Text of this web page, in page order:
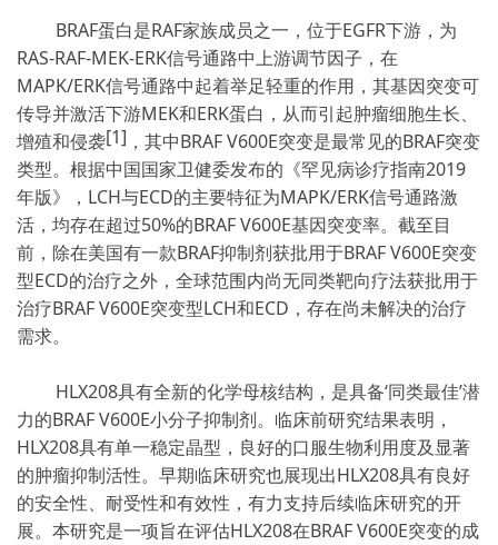
BRAF蛋白是RAF家族成员之一，位于EGFR下游，为
RAS-RAF-MEK-ERK信号通路中上游调节因子，在
MAPK/ERK信号通路中起着举足轻重的作用，其基因突变可
传导并激活下游MEK和ERK蛋白，从而引起肿瘤细胞生长、
增殖和侵袭[1] ，其中BRAF V600E突变是最常见的BRAF突变
类型。根据中国国家卫健委发布的《罕见病诊疗指南2019
年版》，LCH与ECD的主要特征为MAPK/ERK信号通路激
活，均存在超过50%的BRAF V600E基因突变率。截至目
前，除在美国有一款BRAF抑制剂获批用于BRAF V600E突变
型ECD的治疗之外，全球范围内尚无同类靶向疗法获批用于
治疗BRAF V600E突变型LCH和ECD，存在尚未解决的治疗
需求。
HLX208具有全新的化学母核结构，是具备‘同类最佳’潜
力的BRAF V600E小分子抑制剂。临床前研究结果表明，
HLX208具有单一稳定晶型，良好的口服生物利用度及显著
的肿瘤抑制活性。早期临床研究也展现出HLX208具有良好
的安全性、耐受性和有效性，有力支持后续临床研究的开
展。本研究是一项旨在评估HLX208在BRAF V600E突变的成